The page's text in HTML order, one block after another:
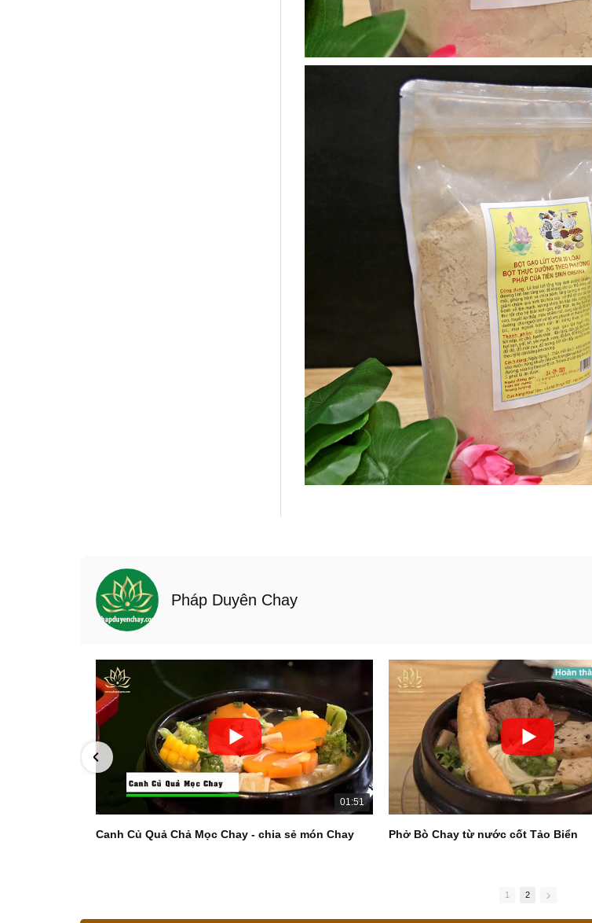
Pháp Duyên Chay
01:51
Canh Củ Quả Chả Mọc Chay - chia sẻ món Chay Phở Bò Chay từ nước cốt Tảo Biển
1 2